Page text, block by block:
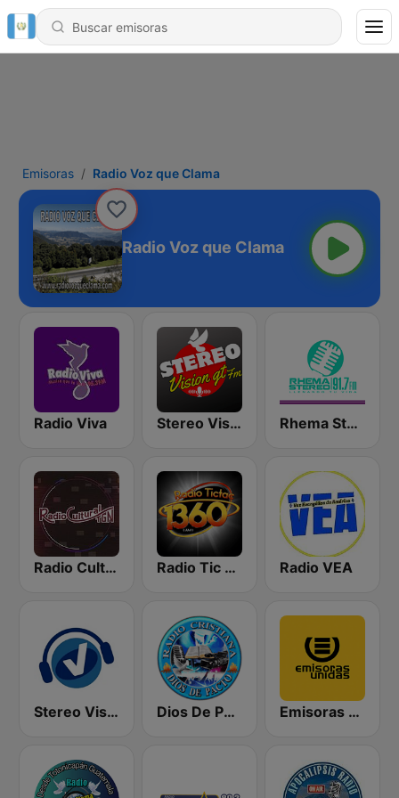
Emisoras Radio Voz que Clama
Radio Voz que Clama
Radio Viva Stereo Vision Rhema Stereo
Radio Cultural TGN Radio Tic Tac Guatemala Radio VEA
Stereo Visión Guatemala Dios De Pacto Emisoras Unidas